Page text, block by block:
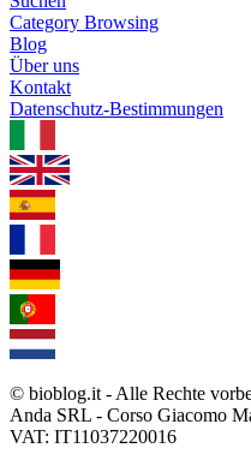
Category Browsing
Blog
Über uns
Kontakt
Datenschutz-Bestimmungen
© bioblog.it - Alle Rechte
Anda SRL - Corso Giacomo
VAT: IT11037220016